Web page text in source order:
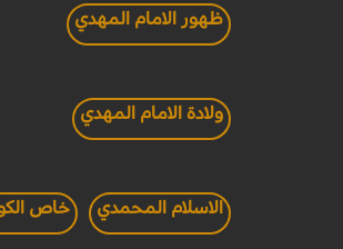
ظهور الامام المهدي
ولادة الامام المهدي
الاسلام المحمدي خاص